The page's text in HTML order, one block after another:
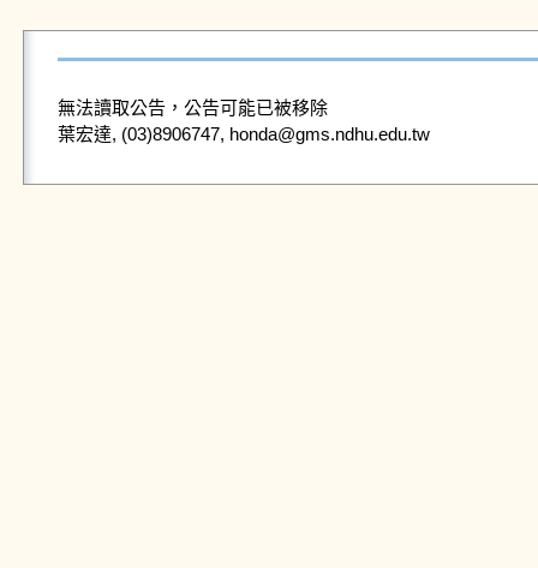
無法讀取公告，公告可能已被移除
葉宏達, (03)8906747, honda@gms.ndhu.edu.tw